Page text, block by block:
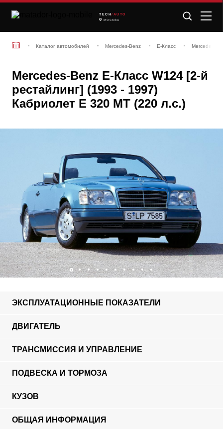
TECH /AUTO
МОСКВА
Каталог автомобилей Mercedes-Benz E-Класс Mercedes-
Mercedes-Benz E-Класс W124 [2-й
рестайлинг] (1993 - 1997)
Кабриолет E 320 MT (220 л.с.)
ЭКСПЛУАТАЦИОННЫЕ ПОКАЗАТЕЛИ
ДВИГАТЕЛЬ
ТРАНСМИССИЯ И УПРАВЛЕНИЕ
ПОДВЕСКА И ТОРМОЗА
КУЗОВ
ОБЩАЯ ИНФОРМАЦИЯ